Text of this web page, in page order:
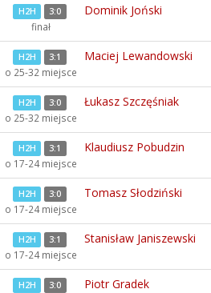
H2H 3:0 Dominik Joński
finał
H2H 3:1 Maciej Lewandowski
o 25-32 miejsce
H2H 3:0 Łukasz Szczęśniak
o 25-32 miejsce
H2H 3:1 Klaudiusz Pobudzin
o 17-24 miejsce
H2H 3:0 Tomasz Słodziński
o 17-24 miejsce
H2H 3:1 Stanisław Janiszewski
o 17-24 miejsce
H2H 3:0 Piotr Gradek